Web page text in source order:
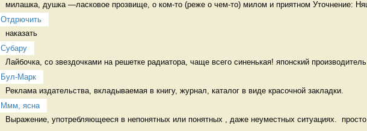
милашка, душка —ласковое прозвище, о ком-то (реже о чем-то) милом и приятном Уточнение:
Отдрючить
наказать
Cубару
Лайбочка, со звездочками на решетке радиатора, чаще всего синенькая! японский производитель
Бул-Марк
Реклама издательства, вкладываемая в книгу, журнал, каталог в виде красочной закладки.
Ммм, ясна
Выражение, употребляющееся в непонятных или понятных , даже неуместных ситуациях.  просто